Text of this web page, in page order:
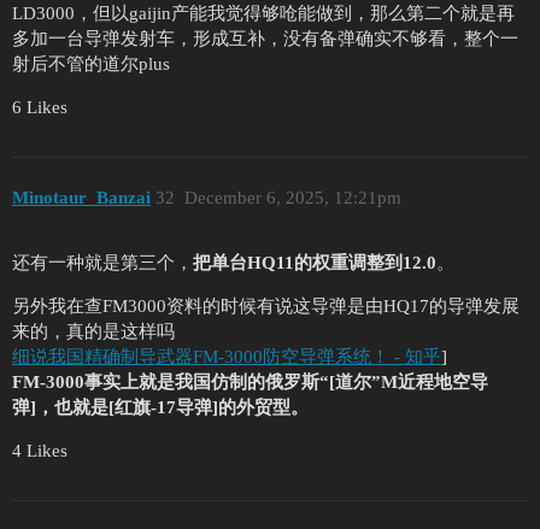
LD3000，但以gaijin产能我觉得够呛能做到，那么第二个就是再
多加一台导弹发射车，形成互补，没有备弹确实不够看，整个一
射后不管的道尔plus
6 Likes
Minotaur_Banzai December 6, 2025, 12:21pm
32
还有一种就是第三个， 把单台HQ11的权重调整到12.0。
另外我在查FM3000资料的时候有说这导弹是由HQ17的导弹发展
来的，真的是这样吗
细说我国精确制导武器FM-3000防空导弹系统！ - 知乎]
FM-3000事实上就是我国仿制的俄罗斯“[道尔”M近程地空导
弹]，也就是[红旗-17导弹]的外贸型。
4 Likes